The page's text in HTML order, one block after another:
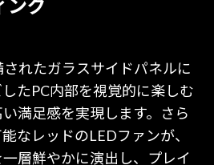
ング
れたガラスサイドパネルに
たPC内部を視覚的に楽しむ
満足感を実現します。さら
なレッドのLEDファンが、
層鮮やかに演出し、プレイ